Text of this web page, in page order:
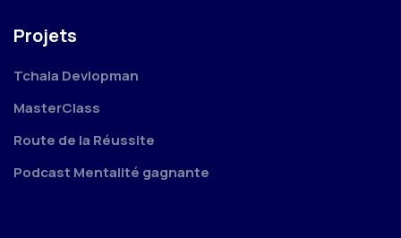
Projets
Tchala Devlopman
MasterClass
Route de la Réussite
Podcast Mentalité gagnante